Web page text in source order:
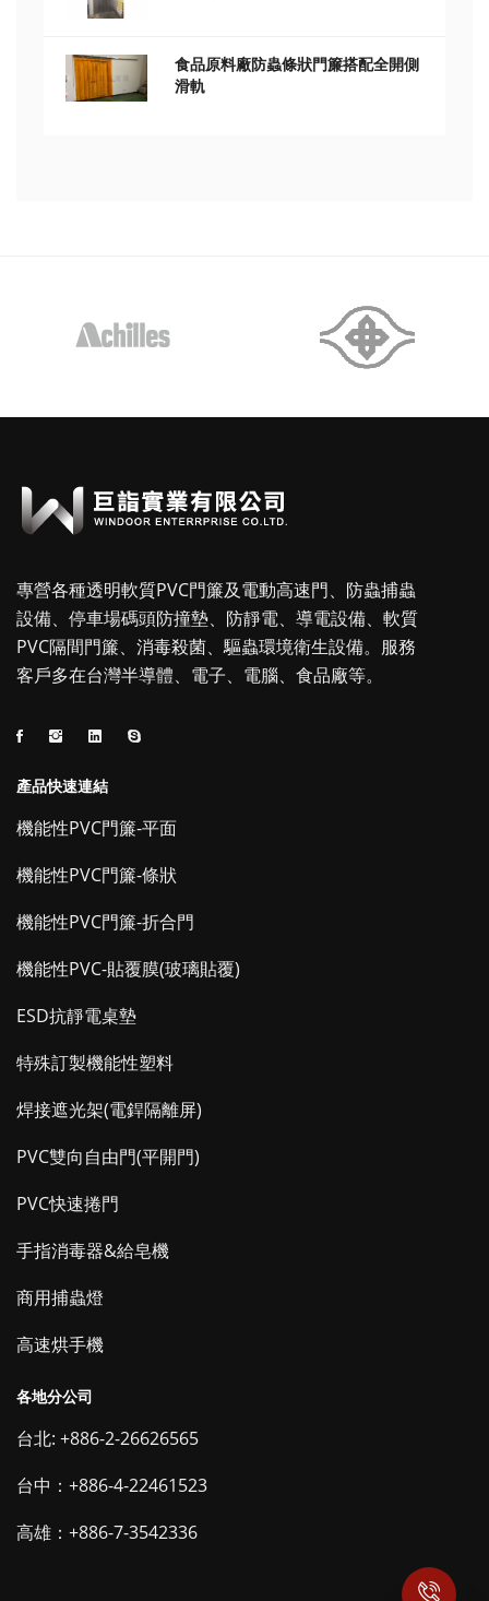
食品原料廠防蟲條狀門簾搭配全開側
滑軌
專營各種透明軟質PVC門簾及電動高速門、防蟲捕蟲
設備、停車場碼頭防撞墊、防靜電、導電設備、軟質
PVC隔間門簾、消毒殺菌、驅蟲環境衛生設備。服務
客戶多在台灣半導體、電子、電腦、食品廠等。
產品快速連結
機能性PVC門簾-平面
機能性PVC門簾-條狀
機能性PVC門簾-折合門
機能性PVC-貼覆膜(玻璃貼覆)
ESD抗靜電桌墊
特殊訂製機能性塑料
焊接遮光架(電銲隔離屏)
PVC雙向自由門(平開門)
PVC快速捲門
手指消毒器&給皂機
商用捕蟲燈
高速烘手機
各地分公司
台北: +886-2-26626565
台中：+886-4-22461523
高雄：+886-7-3542336